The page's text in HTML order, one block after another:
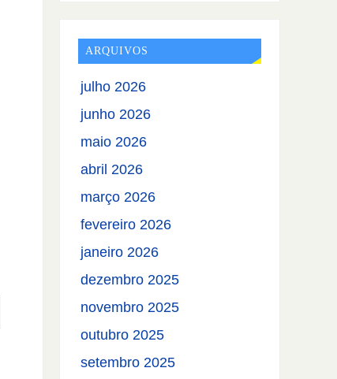
ARQUIVOS
julho 2026
junho 2026
maio 2026
abril 2026
março 2026
fevereiro 2026
janeiro 2026
dezembro 2025
novembro 2025
outubro 2025
setembro 2025